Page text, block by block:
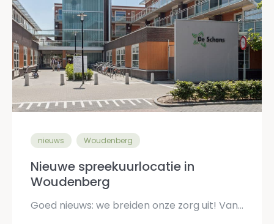
nieuws Woudenberg
Nieuwe spreekuurlocatie in
Woudenberg
Goed nieuws: we breiden onze zorg uit! Vanaf juli openen we een gloednieuwe spreekuurlocatie aan de Schans 30 in Woudenberg. Het idee hierachter? Nóg beter bereikbaar zijn voor jou. We […]